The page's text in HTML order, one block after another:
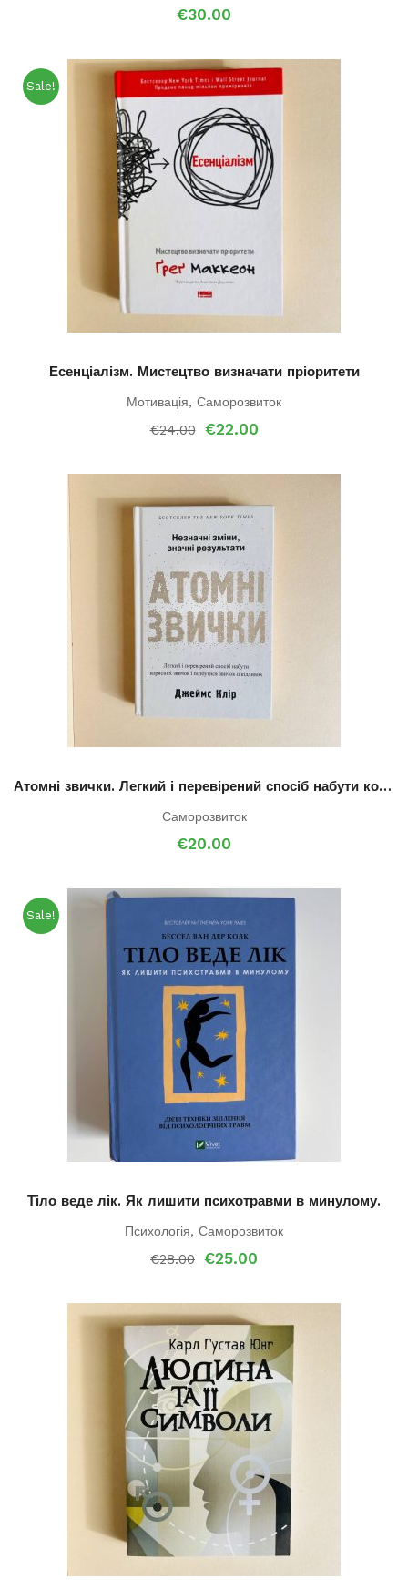
€30.00
Sale!
Есенціалізм. Мистецтво визначати пріоритети
Мотивація, Саморозвиток
€24.00 Оригінальна
€22.00Поточна
Атомні звички. Легкий і перевірений спосіб набути корисних звичок і позбутися звичок шкідливих.
Саморозвиток
€20.00
Sale!
Тіло веде лік. Як лишити психотравми в минулому.
Психологія, Саморозвиток
€28.00 Оригінальна
€25.00